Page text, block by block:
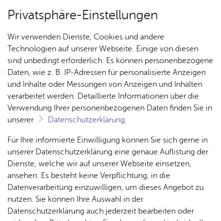
Über­sicht Bür­ger & Stadt
Rat­
haus &
Bür­
ger­
ser­vice
Rat­
häu­ser
Nach­
rich­
ten,
Vi­de­os
& Bil­
der
Me­di­
Jobs
Stel­
len­an­
ge­bo­te
Aus­bil­
dung &
Stu­di­
Bauen
& Um­
welt
Geo­
da­ten
Ge­
sund­
heit &
kum
Ar­chiv
Ter­min spei­chern
Ver­an­stal­tung dru­cken
Vor­le­sen
Sams­tag, 12. Fe­bru­ar 2022 , 11:00 Uhr 16:00 Uhr
Workshop ab 13 Jahren
Theatertechnik zum Anfassen
Privatsphäre-Einstellungen
Wir verwenden Dienste, Cookies und andere
Technologien auf unserer Webseite. Einige von diesen
sind unbedingt erforderlich. Es können personenbezogene
Daten, wie z. B. IP-Adressen für personalisierte Anzeigen
und Inhalte oder Messungen von Anzeigen und Inhalten
verarbeitet werden. Detaillierte Informationen über die
Verwendung Ihrer personenbezogenen Daten finden Sie in
unserer
Datenschutzerklärung.
Für Ihre informierte Einwilligung können Sie sich gerne in
unserer Datenschutzerklärung eine genaue Auflistung der
Dienste, welche wir auf unserer Webseite einsetzen,
ansehen. Es besteht keine Verpflichtung, in die
Datenverarbeitung einzuwilligen, um dieses Angebot zu
nutzen. Sie können Ihre Auswahl in der
Datenschutzerklärung auch jederzeit bearbeiten oder